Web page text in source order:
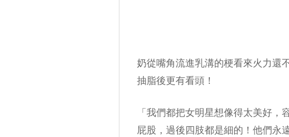
奶從嘴角流進乳溝的梗看來火力還
抽脂後更有看頭！
「我們都把女明星想像得太美好
屁股，過後四肢都是細的！他們永